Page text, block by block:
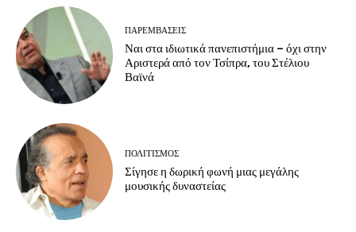
ΠΑΡΕΜΒΑΣΕΙΣ
Ναι στα ιδιωτικά πανεπιστήμια – όχι στην
Αριστερά από τον Τσίπρα, του Στέλιου
Βαϊνά
ΠΟΛΙΤΙΣΜΟΣ
Σίγησε η δωρική φωνή μιας μεγάλης
μουσικής δυναστείας